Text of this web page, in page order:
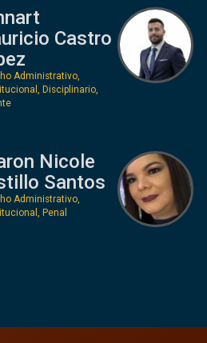
Castro
Administrativo,
Disciplinario,
Nicole
Santos
Administrativo,
Penal